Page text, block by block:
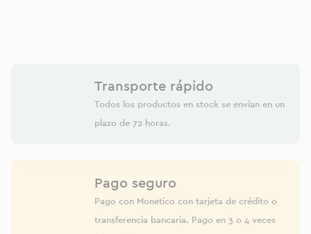
Transporte rápido
Todos los productos en stock se envían en un
plazo de 72 horas.
Pago seguro
Pago con Monetico con tarjeta de crédito o
transferencia bancaria. Pago en 3 o 4 veces